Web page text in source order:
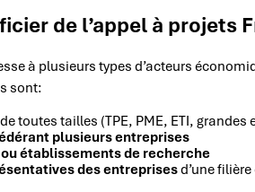
de l’appel à projets
à plusieurs types d’acteurs
sont:
de toutes tailles (TPE, PME, ETI, grandes
plusieurs entreprises
établissements de recherche
des entreprisesd’une